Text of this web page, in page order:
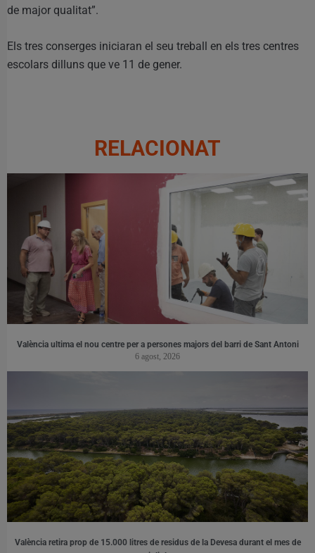
de major qualitat”.
Els tres conserges iniciaran el seu treball en els tres centres
escolars dilluns que ve 11 de gener.
RELACIONAT
València ultima el nou centre per a persones majors del barri de Sant Antoni
6 agost, 2026
València retira prop de 15.000 litres de residus de la Devesa durant el mes de